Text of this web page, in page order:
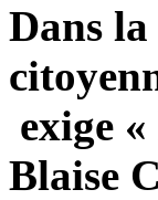
Dans
exige
Blaise